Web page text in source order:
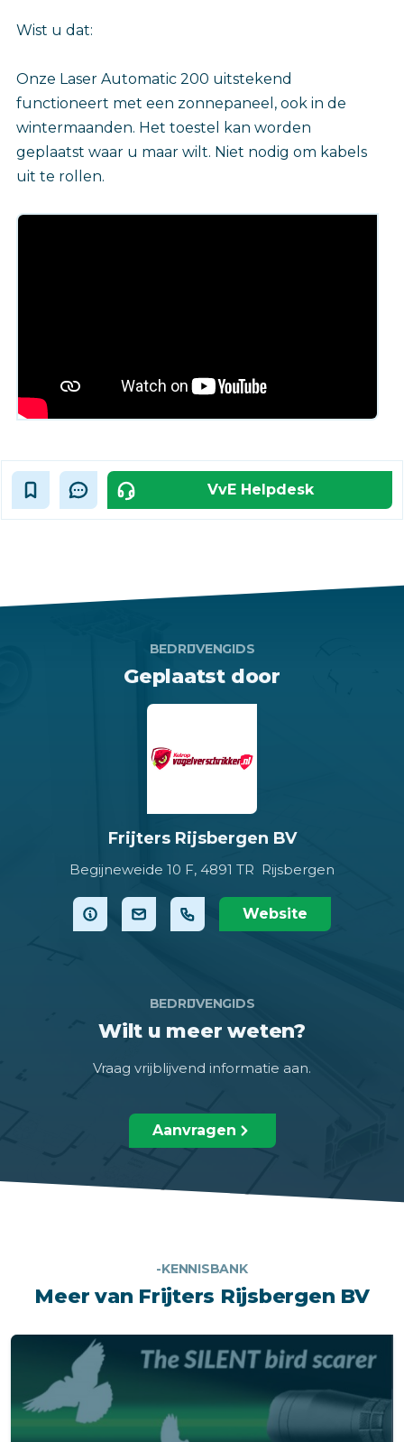
Wist u dat:
Onze Laser Automatic 200 uitstekend
functioneert met een zonnepaneel, ook in de
wintermaanden. Het toestel kan worden
geplaatst waar u maar wilt. Niet nodig om kabels
uit te rollen.
VvE Helpdesk
BEDRIJVENGIDS
Geplaatst door
Frijters Rijsbergen BV
Begijneweide 10 F, 4891 TR Rijsbergen
Website
BEDRIJVENGIDS
Wilt u meer weten?
Vraag vrijblijvend informatie aan.
Aanvragen
-KENNISBANK
Meer van Frijters Rijsbergen BV